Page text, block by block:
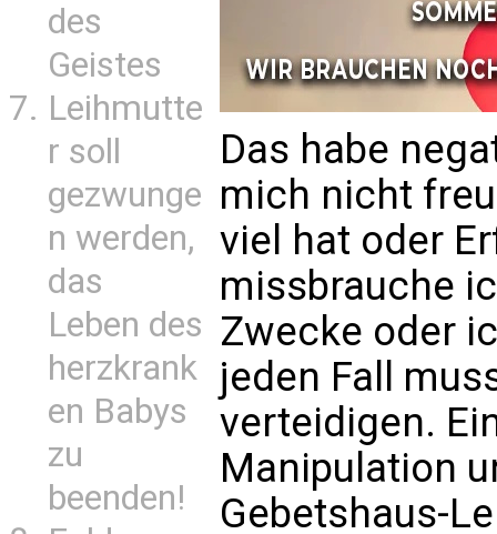
des
Geistes
Leihmutte
r soll
gezwunge
n werden,
das
Leben des
herzkrank
en Babys
zu
beenden!
Das habe
mich nicht
viel hat oder
missbrauche
Zwecke oder
jeden Fall
verteidigen.
Manipulation
Gebetshaus-